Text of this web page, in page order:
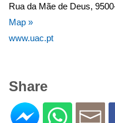
Rua da Mãe de Deus,
Map »
www.uac.pt
Share